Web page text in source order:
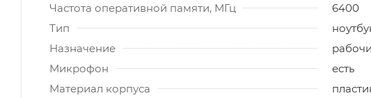
Частота оперативной памяти, МГц
6400
Тип
Назначение
Микрофон
есть
Материал корпуса